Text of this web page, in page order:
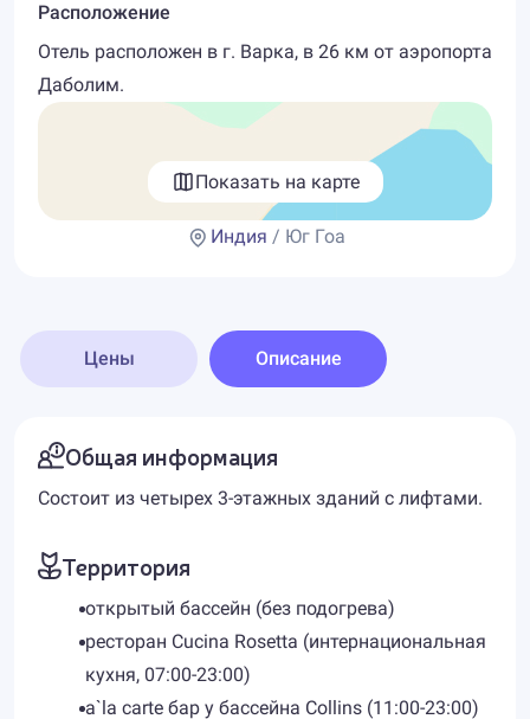
Расположение
Отель расположен в г. Варка, в 26 км от аэропорта
Даболим.
Показать на карте
Индия / Юг Гоа
Цены Описание
Общая информация
Состоит из четырех 3-этажных зданий с лифтами.
Территория
открытый бассейн (без подогрева)
ресторан Cucina Rosetta (интернациональная
кухня, 07:00-23:00)
a`la carte бар у бассейна Collins (11:00-23:00)